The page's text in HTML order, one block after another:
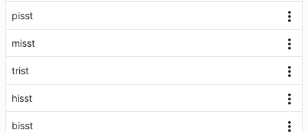
pisst
misst
trist
hisst
bisst